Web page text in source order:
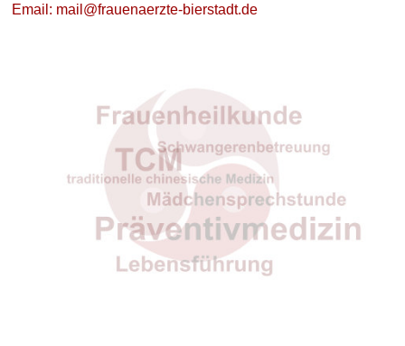
Email: mail@frauenaerzte-bierstadt.de